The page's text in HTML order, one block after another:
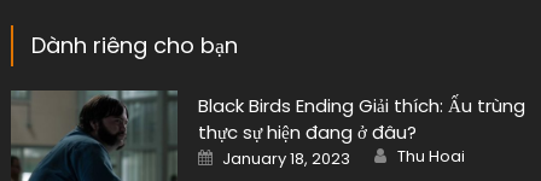
Dành riêng cho bạn
Black Birds Ending Giải thích: Ấu trùng
thực sự hiện đang ở đâu?
Posted
on
January 18, 2023 Author
Thu Hoai